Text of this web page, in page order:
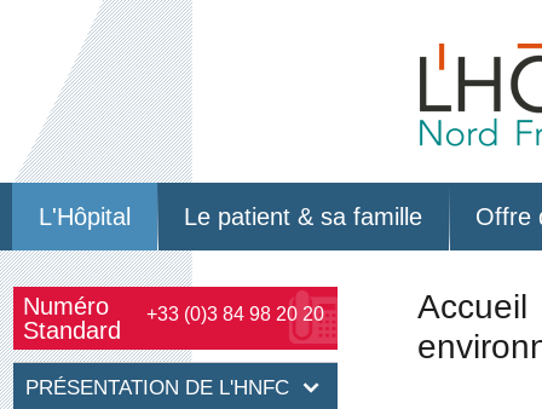
L'Hôpital Le patient & sa famille Offre
Numéro
Standard
+33 (0)3 84 98 20 20
PRÉSENTATION DE L'HNFC
Accueil